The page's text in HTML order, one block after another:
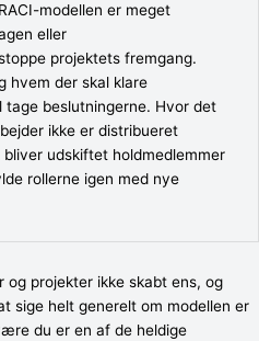
modellen er meget
eller
projektets fremgang.
hvem der skal klare
beslutningerne. Hvor det
ikke er distribueret
udskiftet holdmedlemmer
rollerne igen med nye
og projekter ikke skabt ens, og
helt generelt om modellen er
du er en af de heldige